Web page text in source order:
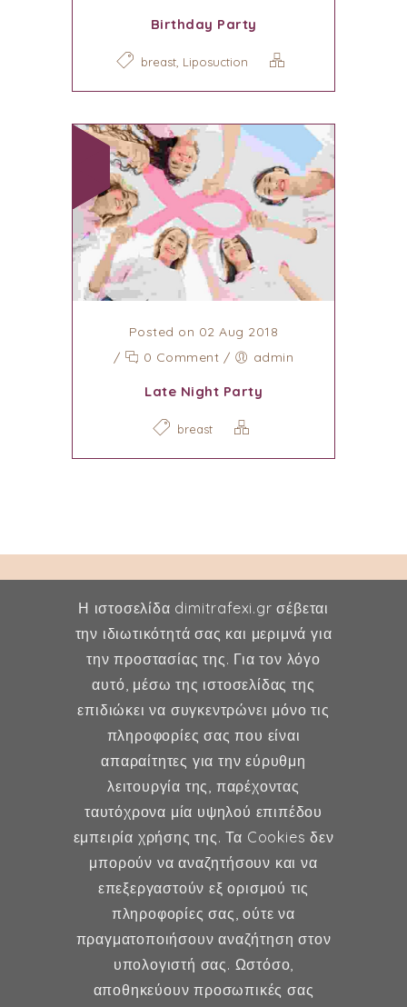
Birthday Party
breast, Liposuction
Posted on 02 Aug 2018
/
0 Comment / admin
Late Night Party
breast
Δήμητρα Φέξη
MD, MSc, FMH
Μαιευτήρας - Χειρουργός
Γυναικολόγος
Μέλος ESHRE, ISA, FMH
Γυναικολογία
Υποβοηθούμενη Αναπαραγωγή
Μαιευτική
Η ιστοσελίδα dimitrafexi.gr σέβεται
την ιδιωτικότητά σας και μεριμνά για
την προστασίας της. Για τον λόγο
αυτό, μέσω της ιστοσελίδας της
επιδιώκει να συγκεντρώνει μόνο τις
πληροφορίες σας που είναι
απαραίτητες για την εύρυθμη
λειτουργία της, παρέχοντας
ταυτόχρονα μία υψηλού επιπέδου
εμπειρία χρήσης της. Τα Cookies δεν
μπορούν να αναζητήσουν και να
επεξεργαστούν εξ ορισμού τις
πληροφορίες σας, ούτε να
πραγματοποιήσουν αναζήτηση στον
υπολογιστή σας. Ωστόσο,
αποθηκεύουν προσωπικές σας